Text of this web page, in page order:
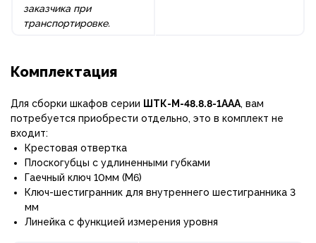
заказчика при
транспортировке.
Комплектация
Для сборки шкафов серии ШТК-М-48.8.8-1ААА, вам
потребуется приобрести отдельно, это в комплект не
входит:
Крестовая отвертка
Плоскогубцы с удлиненными губками
Гаечный ключ 10мм (М6)
Ключ-шестигранник для внутреннего шестигранника 3
мм
Линейка с функцией измерения уровня